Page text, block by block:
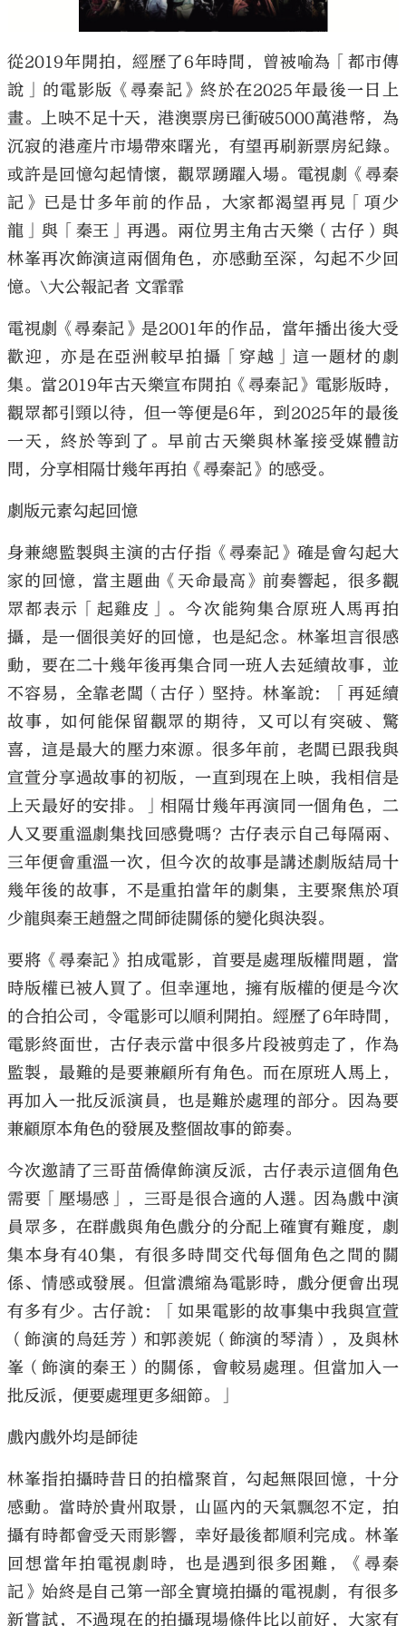
從2019年開拍，經歷了6年時間，曾被喻為「都市傳
說」的電影版《尋秦記》終於在2025年最後一日上
畫。上映不足十天，港澳票房已衝破5000萬港幣，為
沉寂的港產片市場帶來曙光，有望再刷新票房紀錄。
或許是回憶勾起情懷，觀眾踴躍入場。電視劇《尋秦
記》已是廿多年前的作品，大家都渴望再見「項少
龍」與「秦王」再遇。兩位男主角古天樂（古仔）與
林峯再次飾演這兩個角色，亦感動至深，勾起不少回
憶。\大公報記者 文霏霏
電視劇《尋秦記》是2001年的作品，當年播出後大受
歡迎，亦是在亞洲較早拍攝「穿越」這一題材的劇
集。當2019年古天樂宣布開拍《尋秦記》電影版時，
觀眾都引頸以待，但一等便是6年，到2025年的最後
一天，終於等到了。早前古天樂與林峯接受媒體訪
問，分享相隔廿幾年再拍《尋秦記》的感受。
劇版元素勾起回憶
身兼總監製與主演的古仔指《尋秦記》確是會勾起大
家的回憶，當主題曲《天命最高》前奏響起，很多觀
眾都表示「起雞皮」。今次能夠集合原班人馬再拍
攝，是一個很美好的回憶，也是紀念。林峯坦言很感
動，要在二十幾年後再集合同一班人去延續故事，並
不容易，全靠老闆（古仔）堅持。林峯說：「再延續
故事，如何能保留觀眾的期待，又可以有突破、驚
喜，這是最大的壓力來源。很多年前，老闆已跟我與
宣萱分享過故事的初版，一直到現在上映，我相信是
上天最好的安排。」相隔廿幾年再演同一個角色，二
人又要重溫劇集找回感覺嗎？古仔表示自己每隔兩、
三年便會重溫一次，但今次的故事是講述劇版結局十
幾年後的故事，不是重拍當年的劇集，主要聚焦於項
少龍與秦王趙盤之間師徒關係的變化與決裂。
要將《尋秦記》拍成電影，首要是處理版權問題，當
時版權已被人買了。但幸運地，擁有版權的便是今次
的合拍公司，令電影可以順利開拍。經歷了6年時間，
電影終面世，古仔表示當中很多片段被剪走了，作為
監製，最難的是要兼顧所有角色。而在原班人馬上，
再加入一批反派演員，也是難於處理的部分。因為要
兼顧原本角色的發展及整個故事的節奏。
今次邀請了三哥苗僑偉飾演反派，古仔表示這個角色
需要「壓場感」，三哥是很合適的人選。因為戲中演
員眾多，在群戲與角色戲分的分配上確實有難度，劇
集本身有40集，有很多時間交代每個角色之間的關
係、情感或發展。但當濃縮為電影時，戲分便會出現
有多有少。古仔說：「如果電影的故事集中我與宣萱
（飾演的烏廷芳）和郭羨妮（飾演的琴清），及與林
峯（飾演的秦王）的關係，會較易處理。但當加入一
批反派，便要處理更多細節。」
戲內戲外均是師徒
林峯指拍攝時昔日的拍檔聚首，勾起無限回憶，十分
感動。當時於貴州取景，山區內的天氣飄忽不定，拍
攝有時都會受天雨影響，幸好最後都順利完成。林峯
回想當年拍電視劇時，也是遇到很多困難，《尋秦
記》始終是自己第一部全實境拍攝的電視劇，有很多
新嘗試，不過現在的拍攝現場條件比以前好，大家有